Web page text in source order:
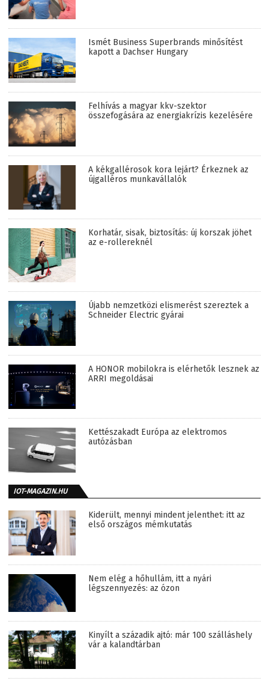
Ismét Business Superbrands minősítést
kapott a Dachser Hungary
Felhívás a magyar kkv-szektor
összefogására az energiakrízis kezelésére
A kékgallérosok kora lejárt? Érkeznek az
újgalléros munkavállalók
Korhatár, sisak, biztosítás: új korszak jöhet
az e-rollereknél
Újabb nemzetközi elismerést szereztek a
Schneider Electric gyárai
A HONOR mobilokra is elérhetők lesznek az
ARRI megoldásai
Kettészakadt Európa az elektromos
autózásban
IOT-MAGAZIN.HU
Kiderült, mennyi mindent jelenthet: itt az
első országos mémkutatás
Nem elég a hőhullám, itt a nyári
légszennyezés: az ózon
Kinyílt a századik ajtó: már 100 szálláshely
vár a kalandtárban